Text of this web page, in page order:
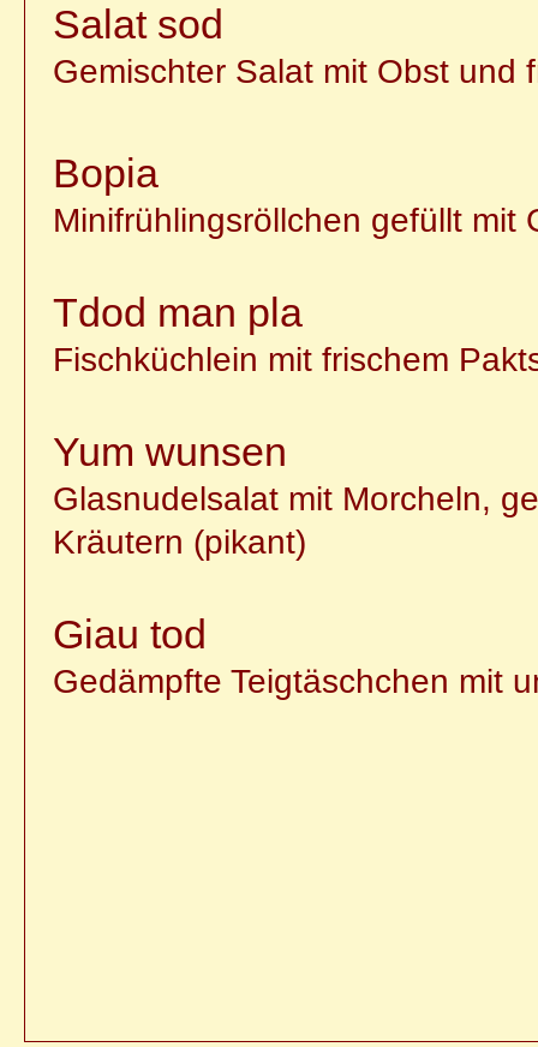
Salat sod
Gemischter Salat mit Obst und
Bopia
Minifrühlingsröllchen gefüllt mit
Tdod man pla
Fischküchlein mit frischem
Yum wunsen
Glasnudelsalat mit Morcheln,
Kräutern (pikant)
Giau tod
Gedämpfte Teigtäschchen mit